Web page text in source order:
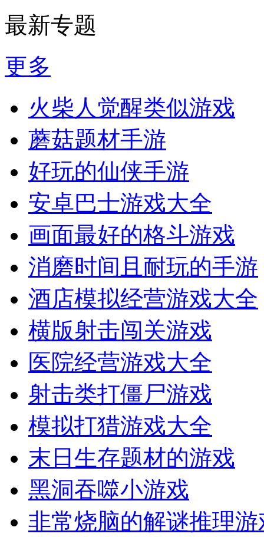
最新专题
更多
火柴人觉醒类似游戏
蘑菇题材手游
好玩的仙侠手游
安卓巴士游戏大全
画面最好的格斗游戏
消磨时间且耐玩的手游
酒店模拟经营游戏大全
横版射击闯关游戏
医院经营游戏大全
射击类打僵尸游戏
模拟打猎游戏大全
末日生存题材的游戏
黑洞吞噬小游戏
非常烧脑的解谜推理游